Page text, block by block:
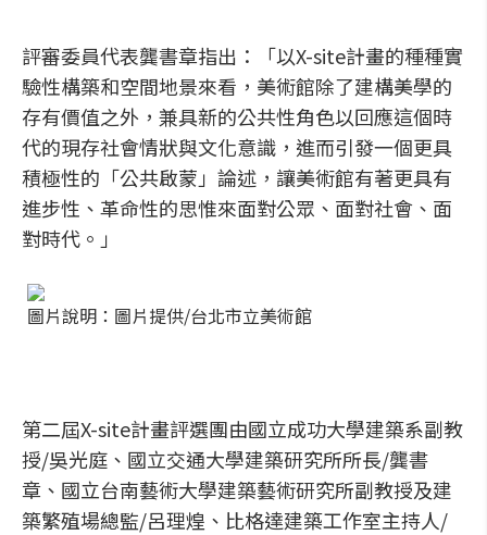
評審委員代表龔書章指出：「以X-site計畫的種種實
驗性構築和空間地景來看，美術館除了建構美學的
存有價值之外，兼具新的公共性角色以回應這個時
代的現存社會情狀與文化意識，進而引發一個更具
積極性的「公共啟蒙」論述，讓美術館有著更具有
進步性、革命性的思惟來面對公眾、面對社會、面
對時代。」
圖片說明：圖片提供/台北市立美術館
第二屆X-site計畫評選團由國立成功大學建築系副教
授/吳光庭、國立交通大學建築研究所所長/龔書
章、國立台南藝術大學建築藝術研究所副教授及建
築繁殖場總監/呂理煌、比格達建築工作室主持人/